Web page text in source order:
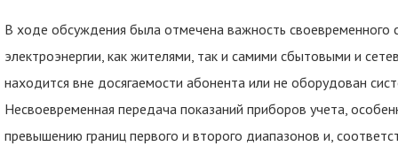
В ходе обсуждения была отмечена важность своевременного
электроэнергии, как жителями, так и самими сбытовыми и
находится вне досягаемости абонента или не оборудован
Несвоевременная передача показаний приборов учета,
превышению границ первого и второго диапазонов и,